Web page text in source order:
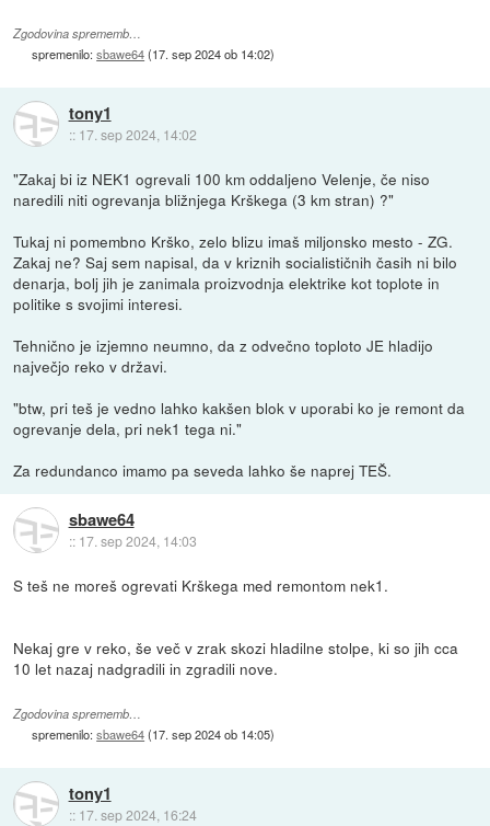
Zgodovina sprememb…
spremenilo:sbawe64(17. sep 2024 ob 14:02)
tony1
:: 17. sep 2024, 14:02
"Zakaj bi iz NEK1 ogrevali 100 km oddaljeno Velenje, če niso
naredili niti ogrevanja bližnjega Krškega (3 km stran) ?"
Tukaj ni pomembno Krško, zelo blizu imaš miljonsko mesto - ZG.
Zakaj ne? Saj sem napisal, da v kriznih socialističnih časih ni bilo
denarja, bolj jih je zanimala proizvodnja elektrike kot toplote in
politike s svojimi interesi.
Tehnično je izjemno neumno, da z odvečno toploto JE hladijo
največjo reko v državi.
"btw, pri teš je vedno lahko kakšen blok v uporabi ko je remont da
ogrevanje dela, pri nek1 tega ni."
Za redundanco imamo pa seveda lahko še naprej TEŠ.
sbawe64
:: 17. sep 2024, 14:03
S teš ne moreš ogrevati Krškega med remontom nek1.
Nekaj gre v reko, še več v zrak skozi hladilne stolpe, ki so jih cca
10 let nazaj nadgradili in zgradili nove.
Zgodovina sprememb…
spremenilo:sbawe64(17. sep 2024 ob 14:05)
tony1
:: 17. sep 2024, 16:24